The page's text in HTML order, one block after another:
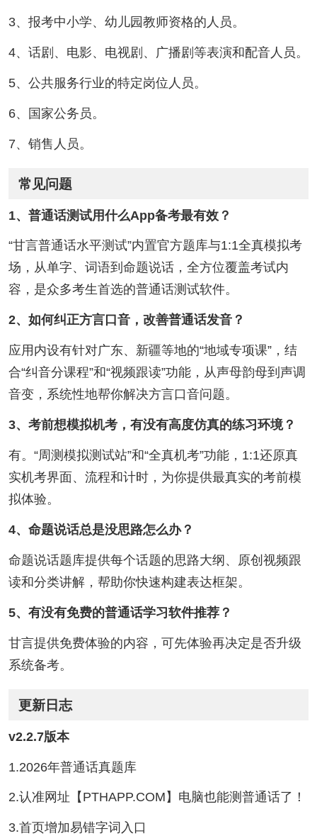
3、报考中小学、幼儿园教师资格的人员。
4、话剧、电影、电视剧、广播剧等表演和配音人员。
5、公共服务行业的特定岗位人员。
6、国家公务员。
7、销售人员。
常见问题
1、普通话测试用什么App备考最有效？
“甘言普通话水平测试”内置官方题库与1:1全真模拟考
场，从单字、词语到命题说话，全方位覆盖考试内
容，是众多考生首选的普通话测试软件。
2、如何纠正方言口音，改善普通话发音？
应用内设有针对广东、新疆等地的“地域专项课”，结
合“纠音分课程”和“视频跟读”功能，从声母韵母到声调
音变，系统性地帮你解决方言口音问题。
3、考前想模拟机考，有没有高度仿真的练习环境？
有。“周测模拟测试站”和“全真机考”功能，1:1还原真
实机考界面、流程和计时，为你提供最真实的考前模
拟体验。
4、命题说话总是没思路怎么办？
命题说话题库提供每个话题的思路大纲、原创视频跟
读和分类讲解，帮助你快速构建表达框架。
5、有没有免费的普通话学习软件推荐？
甘言提供免费体验的内容，可先体验再决定是否升级
系统备考。
更新日志
v2.2.7版本
1.2026年普通话真题库
2.认准网址【PTHAPP.COM】电脑也能测普通话了！
3.首页增加易错字词入口